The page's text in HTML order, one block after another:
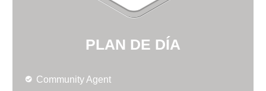
PLAN DE DÍA
Community Agent